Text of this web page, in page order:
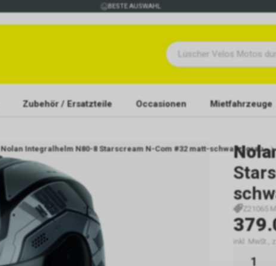
BESTE AUSWAHL
Zubehör / Ersatzteile Occasionen Mietfahrzeuge
Nolan Integralhelm N80-8 Starscream N-Com #32 matt-schwarz-grau
Z21065
inkl. MwSt.,